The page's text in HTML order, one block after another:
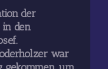
der
in den
war